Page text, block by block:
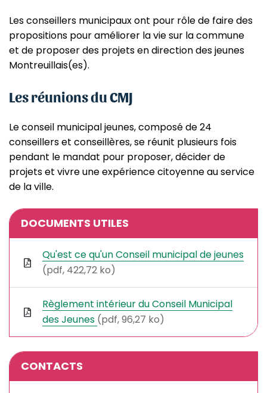
Les conseillers municipaux ont pour rôle de faire des
propositions pour améliorer la vie sur la commune
et de proposer des projets en direction des jeunes
Montreuillais(es).
Les réunions du CMJ
Le conseil municipal jeunes, composé de 24
conseillers et conseillères, se réunit plusieurs fois
pendant le mandat pour proposer, décider de
projets et vivre une expérience citoyenne au service
de la ville.
Informations complémentaires
DOCUMENTS UTILES
Qu'est ce qu'un Conseil municipal de jeunes
(pdf, 422,72 ko)
Règlement intérieur du Conseil Municipal
des Jeunes (pdf, 96,27 ko)
CONTACTS